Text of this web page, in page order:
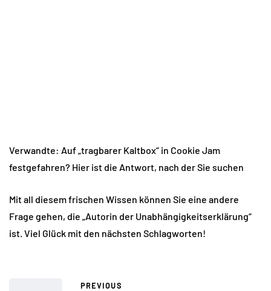
Verwandte: Auf „tragbarer Kaltbox“ in Cookie Jam
festgefahren? Hier ist die Antwort, nach der Sie suchen
Mit all diesem frischen Wissen können Sie eine andere
Frage gehen, die „Autorin der Unabhängigkeitserklärung“
ist. Viel Glück mit den nächsten Schlagworten!
PREVIOUS